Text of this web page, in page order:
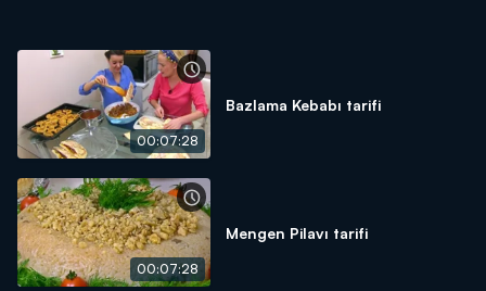
00:07:28
Bazlama Kebabı tarifi
00:07:28
Mengen Pilavı tarifi